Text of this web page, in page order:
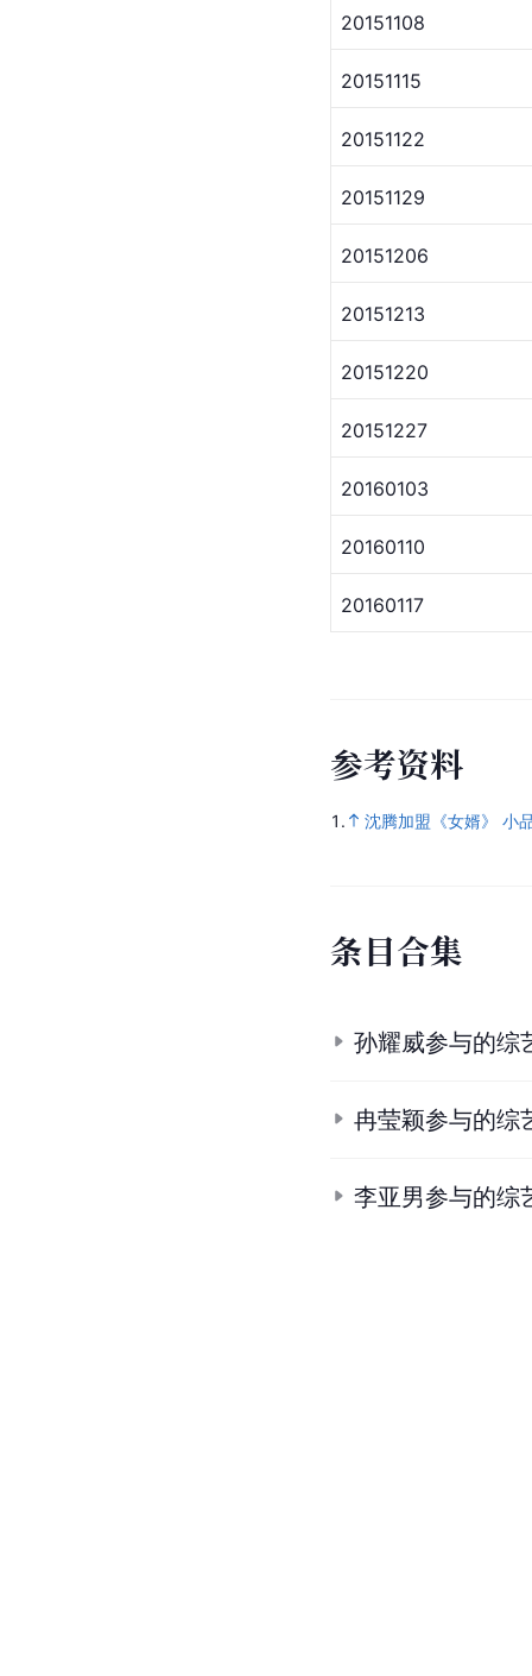
20151108
20151115
20151122
20151129
20151206
20151213
20151220
20151227
20160103
20160110
20160117
参考资料
1. 沈腾加盟《女婿》 小
条目合集
孙耀威参与的综
冉莹颖参与的综
李亚男参与的综